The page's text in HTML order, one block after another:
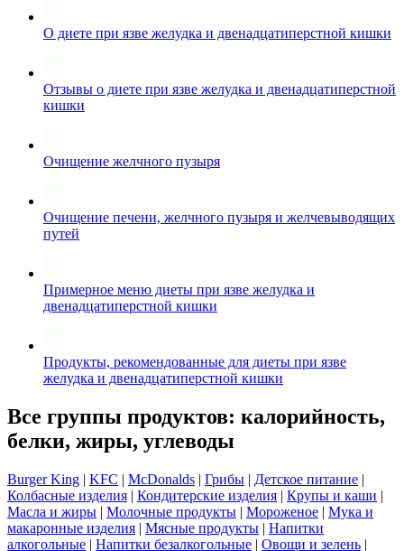
О диете при язве желудка и двенадцатиперстной кишки
Отзывы о диете при язве желудка и двенадцатиперстной
кишки
Очищение желчного пузыря
Очищение печени, желчного пузыря и желчевыводящих
путей
Примерное меню диеты при язве желудка и
двенадцатиперстной кишки
Продукты, рекомендованные для диеты при язве
желудка и двенадцатиперстной кишки
Все группы продуктов: калорийность,
белки, жиры, углеводы
Burger King | KFC | McDonalds | Грибы | Детское питание |
Колбасные изделия | Кондитерские изделия | Крупы и каши |
Масла и жиры | Молочные продукты | Мороженое | Мука и
макаронные изделия | Мясные продукты | Напитки
алкогольные | Напитки безалкогольные | Овощи и зелень |